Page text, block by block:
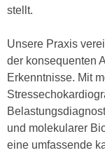
stellt.
Unsere Praxis
der konsequenten
Erkenntnisse. Mit
und molekularer
eine umfassende